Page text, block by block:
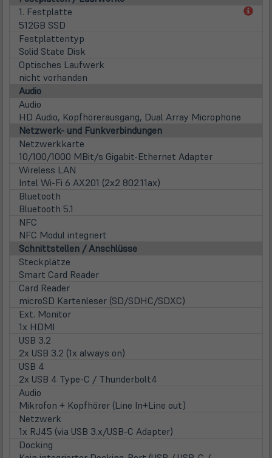
1. Festplatte
512GB SSD
Festplattentyp
Solid State Disk
Optisches Laufwerk
nicht vorhanden
Audio
Audio
HD Audio, Kopfhörerausgang, Dual Array Microphone
Netzwerk- und Funkverbindungen
Netzwerkkarte
10/100/1000 MBit/s Gigabit-Ethernet Adapter
Wireless LAN
Intel Wi-Fi 6 AX201 (2x2 802.11ax)
Bluetooth
Bluetooth 5.1
NFC
NFC Modul integriert
Schnittstellen / Anschlüsse
Steckplätze
Smart Card Reader
Card Reader
microSD Kartenleser (SD/SDHC/SDXC)
Ext. Monitor
1x HDMI
USB 3.2
2x USB 3.2 (1x always on)
USB 4
2x USB 4 Type-C / Thunderbolt4
Audio
Mikrofon + Kopfhörer (Line In+Line out)
Netzwerk
1x RJ45 (via USB 3.x/USB-C Adapter)
Docking